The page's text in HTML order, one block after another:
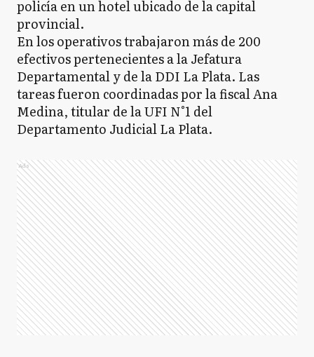
policía en un hotel ubicado de la capital
provincial.
En los operativos trabajaron más de 200
efectivos pertenecientes a la Jefatura
Departamental y de la DDI La Plata. Las
tareas fueron coordinadas por la fiscal Ana
Medina, titular de la UFI N°1 del
Departamento Judicial La Plata.
Ads